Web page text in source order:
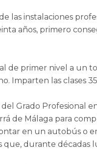
las instalaciones
años, primero
de primer nivel a un
Imparten las clases
Grado Profesional
de Málaga para
en un autobús o
que, durante